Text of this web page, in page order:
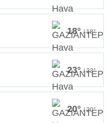
18° / 18°
23° / 23°
20° / 20°